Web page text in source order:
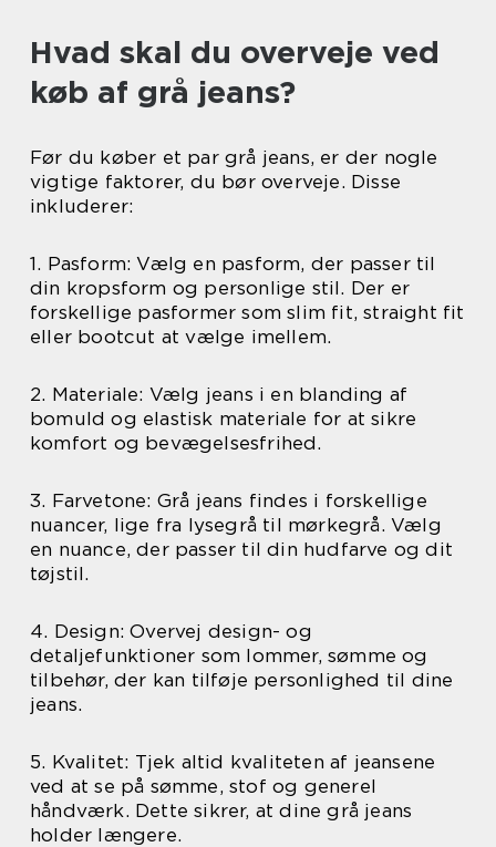
Hvad skal du overveje ved
køb af grå jeans?
Før du køber et par grå jeans, er der nogle
vigtige faktorer, du bør overveje. Disse
inkluderer:
1. Pasform: Vælg en pasform, der passer til
din kropsform og personlige stil. Der er
forskellige pasformer som slim fit, straight fit
eller bootcut at vælge imellem.
2. Materiale: Vælg jeans i en blanding af
bomuld og elastisk materiale for at sikre
komfort og bevægelsesfrihed.
3. Farvetone: Grå jeans findes i forskellige
nuancer, lige fra lysegrå til mørkegrå. Vælg
en nuance, der passer til din hudfarve og dit
tøjstil.
4. Design: Overvej design- og
detaljefunktioner som lommer, sømme og
tilbehør, der kan tilføje personlighed til dine
jeans.
5. Kvalitet: Tjek altid kvaliteten af jeansene
ved at se på sømme, stof og generel
håndværk. Dette sikrer, at dine grå jeans
holder længere.